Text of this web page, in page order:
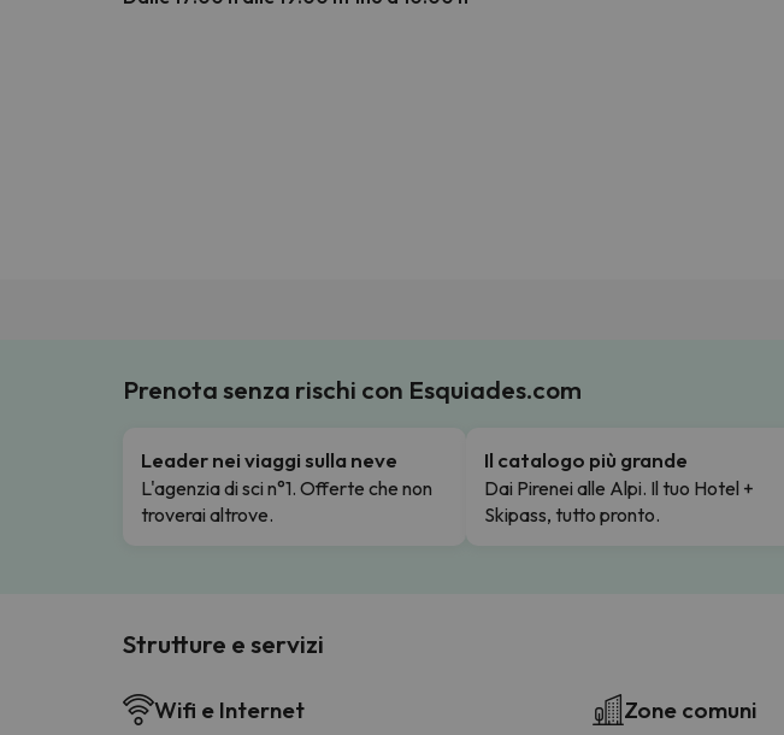
Prenota senza rischi con Esquiades.com
Leader nei viaggi sulla neve
L'agenzia di sci n°1. Offerte che non
troverai altrove.
Il catalogo più grande
Dai Pirenei alle Alpi. Il tuo Hotel +
Skipass, tutto pronto.
Strutture e servizi
Wifi e Internet Zone comuni